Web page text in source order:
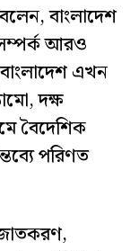
বাংলাদেশ
সম্পর্ক আরও
এখন
দক্ষ
বৈদেশিক
পরিণত